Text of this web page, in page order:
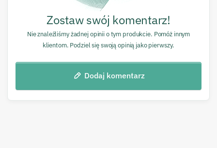
Zostaw swój komentarz!
Nie znaleźliśmy żadnej opinii o tym produkcie. Pomóż innym
klientom. Podziel się swoją opinią jako pierwszy.
Dodaj komentarz